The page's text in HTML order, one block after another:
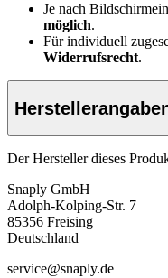
Je nach
möglich.
Für individuell
Widerrufsrecht.
Der Hersteller dieses
Snaply GmbH
Adolph-Kolping-Str. 7
85356 Freising
Deutschland
service@snaply.de